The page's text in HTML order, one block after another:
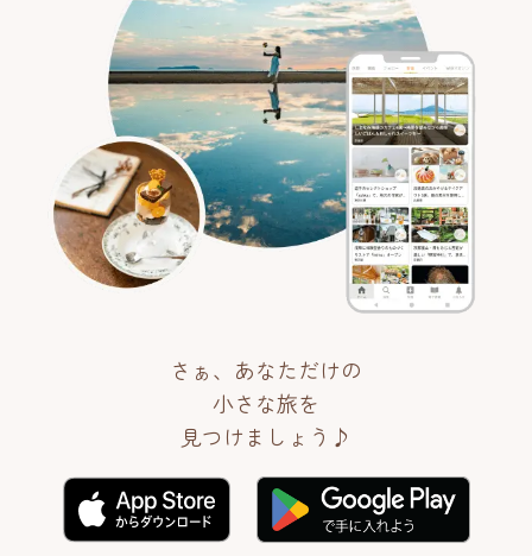
さぁ、あなただけの
小さな旅を
見つけましょう♪